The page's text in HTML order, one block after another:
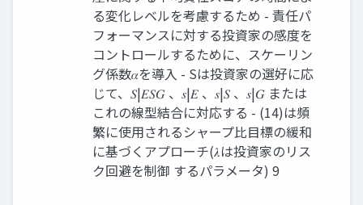
る変化レベルを考慮するため - 責任パ
フォーマンスに対する投資家の感度を
コントロールするために、スケーリン
グ係数𝛼を導入 - Sは投資家の選好に応
じて、𝑆|𝐸𝑆𝐺 、𝑠|𝐸 、𝑠|𝑆 、𝑠|𝐺 または
これの線型結合に対応する - (14)は頻
繁に使用されるシャープ比目標の緩和
に基づくアプローチ(𝜆は投資家のリス
ク回避を制御 するパラメータ) 9